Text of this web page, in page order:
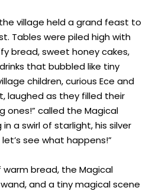
village held a grand feast to
Tables were piled high with
bread, sweet honey cakes,
that bubbled like tiny
children, curious Ece and
laughed as they filled their
ones!” called the Magical
a swirl of starlight, his silver
see what happens!”
bread, the Magical
and a tiny magical scene